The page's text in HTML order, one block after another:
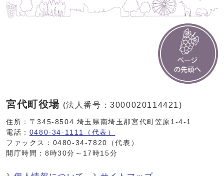
宮代町役場 (法人番号：3000020114421)
住所：〒345-8504 埼玉県南埼玉郡宮代町笠原1-4-1
電話： 0480-34-1111（代表）
ファックス：0480-34-7820（代表）
開庁時間：8時30分～17時15分